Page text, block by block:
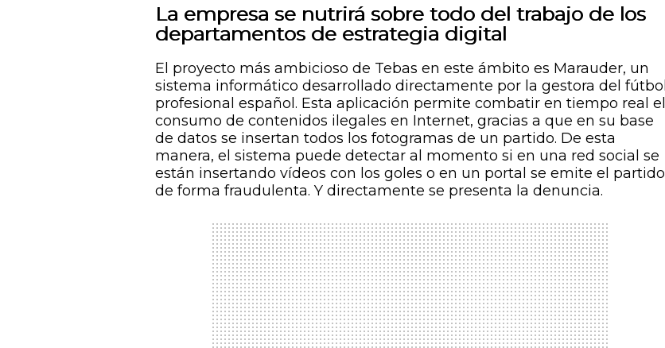
La empresa se nutrirá sobre todo del trabajo de los
departamentos de estrategia digital
El proyecto más ambicioso de Tebas en este ámbito es Marauder, un
sistema informático desarrollado directamente por la gestora del fútbol
profesional español. Esta aplicación permite combatir en tiempo real el
consumo de contenidos ilegales en Internet, gracias a que en su base
de datos se insertan todos los fotogramas de un partido. De esta
manera, el sistema puede detectar al momento si en una red social se
están insertando vídeos con los goles o en un portal se emite el partido
de forma fraudulenta. Y directamente se presenta la denuncia.